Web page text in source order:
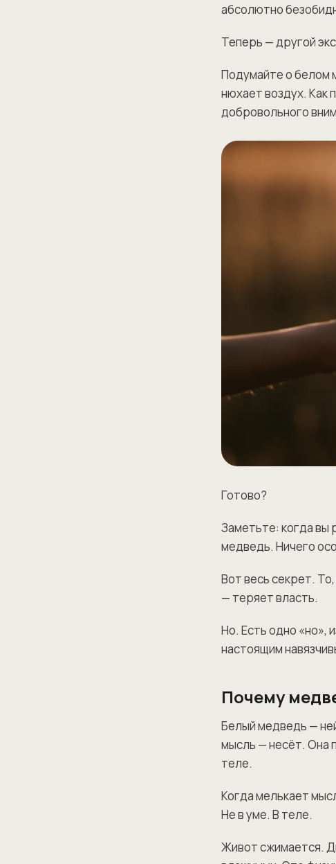
абсолютно
Теперь — другой
Подумайте о белом
нюхает воздух. Как
добровольного
Готово?
Заметьте: когда вы
медведь. Ничего
Вот весь секрет.
— теряет власть.
Но. Есть одно «но»,
настоящим
Почему
Белый медведь —
мысль — несёт. Она
теле.
Когда мелькает
Не в уме. В теле.
Живот сжимается.